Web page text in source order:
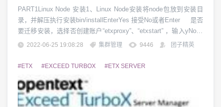
PART1Linux Node 安装1、Linux Node安装将node包放到安装目
录，并解压执行安装bin/installEnterYes 接受No或者Enter 是否
要迁移安装，选择否创建账户“etxproxy”、“etxstart” ，输入yNode
端口，（根据实际情况修改，使用默认5510，直接按enter；需要
2022-06-25 19:08:28 集群管理 9446 团子精英
#ETX #EXCEED TURBOX #ETX SERVER